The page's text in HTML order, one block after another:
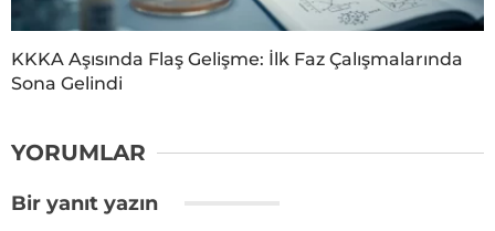
KKKA Aşısında Flaş Gelişme: İlk Faz Çalışmalarında
Sona Gelindi
YORUMLAR
Bir yanıt yazın